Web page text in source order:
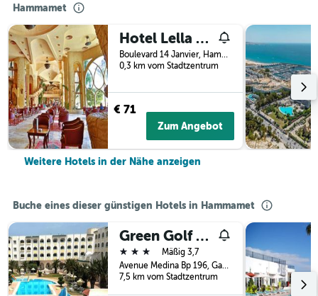
Hammamet
Hotel Lella Baya Thalasso
Boulevard 14 Janvier, Hammamet, Tunesien
0,3 km vom Stadtzentrum
€ 71
Zum Angebot
Weitere Hotels in der Nähe anzeigen
Buche eines dieser günstigen Hotels in Hammamet
Green Golf Hammamet
3 Sterne
Mäßig 3,7
Avenue Medina Bp 196, Gannanet, Hammamet, Tunesien
7,5 km vom Stadtzentrum